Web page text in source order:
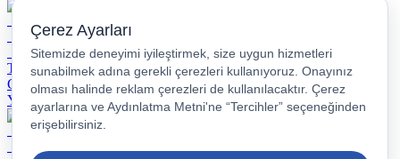
Turkcell
Geleceği
Yazanlar